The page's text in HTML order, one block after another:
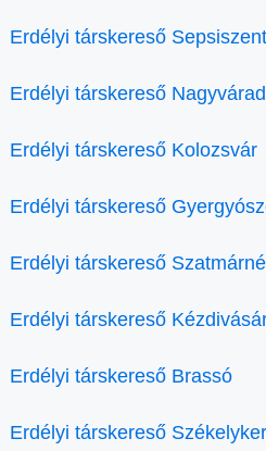
Erdélyi társkereső
Erdélyi társkereső Nagyvárad
Erdélyi társkereső Kolozsvár
Erdélyi társkereső
Erdélyi társkereső
Erdélyi társkereső
Erdélyi társkereső Brassó
Erdélyi társkereső